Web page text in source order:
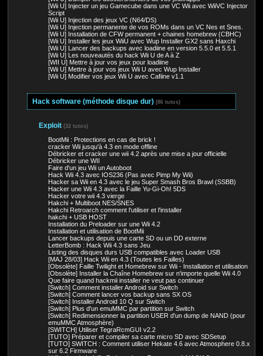
[Wii U] Injecter un jeu Gamecube dans une VC Wii avec WiiVC Injector
Script
[Wii U] Injection des jeux VC (N64/DS)
[Wii U] Injection permanente de vos ROMs dans un VC Nes et Snes.
[Wii U] Installation de CFW permanent + chaines homebrew (CBHC)
[Wii U] Installer les jeux WiiU avec Wup Installer GX2 sans Haxchi
[Wii U] Lancer des backups avec loadiine en version 5.5.0 et 5.5.1
[Wii U] Les nouveautés du hack Wii U de A à Z
[WII U] Mettre à jour vos jeux pour loadiine
[Wii U] Mettre à jour vos jeux Wii U avec Wup Installer
[Wii U] Modifier vos jeux Wii U avec Cafiine v1.1
Hack software (méthode disque dur) (86 tutos)
Exploit (32 tutos)
BootMii : Protections en cas de brick !
cracker Wii jusqu'à 4.3 en mode offline
Débricker et cracker une wii 4.2 après une mise a jour officielle
Débricker une WII
Faire d'un jeu Wii un Autoboot
Hack Wii 4.3 avec IOS236 (Pas avec Pimp My Wii)
Hacker sa Wii en 4.3 avec le jeu Super Smash Bros Brawl (SSBB)
Hacker une Wii 4.3 avec la Faille Yu-Gi-Oh! 5DS
Hacker votre wii 4.3 vierge
Hakchi + Multiboot NES/SNES
Hakchi Retroarch comment l'utiliser et l'installer
hakchi + USB HOST
Installation du Preloader sur une Wii 4.2
Installation et utilisation de BootMii
Lancer backups depuis une carte SD ou un DD externe
LetterBomb : Hack Wii 4.3 sans Jeu
Listing des disques durs USB compatibles avec Loader USB
[MAJ 28/03] Hack Wii en 4.3 (Toutes les Failles)
[Obsolète] Faille Twilight et Homebrew sur Wii - Installation et utilisation
[Obsolète] Installer la Chaîne Homebrew sur n'importe quelle Wii 4.0
Que faire quand hackmii installer ne veut pas continuer
[Switch] Comment installer Android sur Switch
[Switch] Comment lancer vos backup sans SX OS
[Switch] Installer Android 10 Q sur Switch
[Switch] Plus d'un emuMMC par partition sur Switch
[Switch] Redimensionner la partition USER d'un dump de NAND (pour
emuMMC Atmosphère)
[SWITCH] Utiliser TegraRcmGUI v2.2
[TUTO] Préparer et compiler sa carte micro SD avec SDSetup
[TUTO] SWITCH : Comment utiliser Hekate 4.6 avec Atmosphere 0.8.x
sur 6.2 Firmware